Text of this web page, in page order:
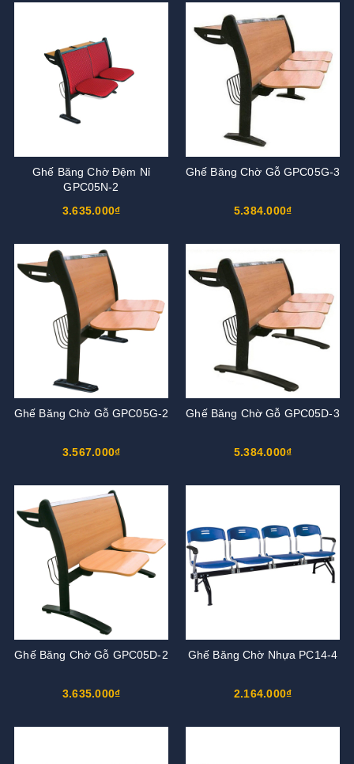
Ghế Băng Chờ Đệm Nỉ
GPC05N-2
3.635.000₫
Ghế Băng Chờ Gỗ GPC05G-3
5.384.000₫
Ghế Băng Chờ Gỗ GPC05G-2
3.567.000₫
Ghế Băng Chờ Gỗ GPC05D-3
5.384.000₫
Ghế Băng Chờ Gỗ GPC05D-2
3.635.000₫
Ghế Băng Chờ Nhựa PC14-4
2.164.000₫